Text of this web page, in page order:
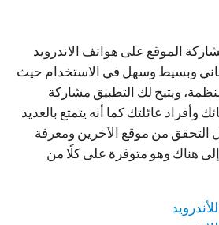
الموقع على هواتف الاندرويد
وبسيط وسهل في الاستخدام حيث
ويتيح لك التطبيق مشاركة
وأفراد عائلتك كما أنه يتمتع بالعديد
التحقق من موقع الآخرين ومعرفة
هناك وهو متوفرة على كلًا من